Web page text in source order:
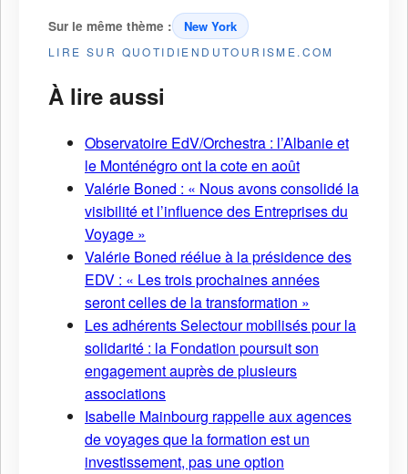
Sur le même thème : New York
LIRE SUR QUOTIDIENDUTOURISME.COM
À lire aussi
Observatoire EdV/Orchestra : l’Albanie et
le Monténégro ont la cote en août
Valérie Boned : « Nous avons consolidé la
visibilité et l’influence des Entreprises du
Voyage »
Valérie Boned réélue à la présidence des
EDV : « Les trois prochaines années
seront celles de la transformation »
Les adhérents Selectour mobilisés pour la
solidarité : la Fondation poursuit son
engagement auprès de plusieurs
associations
Isabelle Mainbourg rappelle aux agences
de voyages que la formation est un
investissement, pas une option